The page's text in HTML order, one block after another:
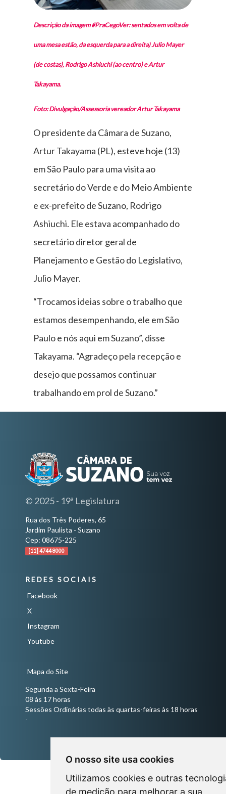
O nosso site usa cookies
Utilizamos cookies e outras
de medição para melhorar a sua
Descrição da imagem #PraCegoVer: sentados em volta de
uma mesa estão, da esquerda para a direita) Julio Mayer
(de costas), Rodrigo Ashiuchi (ao centro) e Artur
Takayama.
Foto: Divulgação/Assessoria vereador Artur Takayama
O presidente da Câmara de Suzano,
Artur Takayama (PL), esteve hoje (13)
em São Paulo para uma visita ao
secretário do Verde e do Meio Ambiente
e ex-prefeito de Suzano, Rodrigo
Ashiuchi. Ele estava acompanhado do
secretário diretor geral de
Planejamento e Gestão do Legislativo,
Julio Mayer.
“Trocamos ideias sobre o trabalho que
estamos desempenhando, ele em São
Paulo e nós aqui em Suzano”, disse
Takayama. “Agradeço pela recepção e
desejo que possamos continuar
trabalhando em prol de Suzano.”
© 2025 - 19ª Legislatura
Rua dos Três Poderes, 65
Jardim Paulista - Suzano
Cep: 08675-225
[11] 4744 8000
REDES SOCIAIS
Facebook
X
Instagram
Youtube
Mapa do Site
Segunda a Sexta-Feira
08 às 17 horas
Sessões Ordinárias todas às quartas-feiras às 18 horas
-